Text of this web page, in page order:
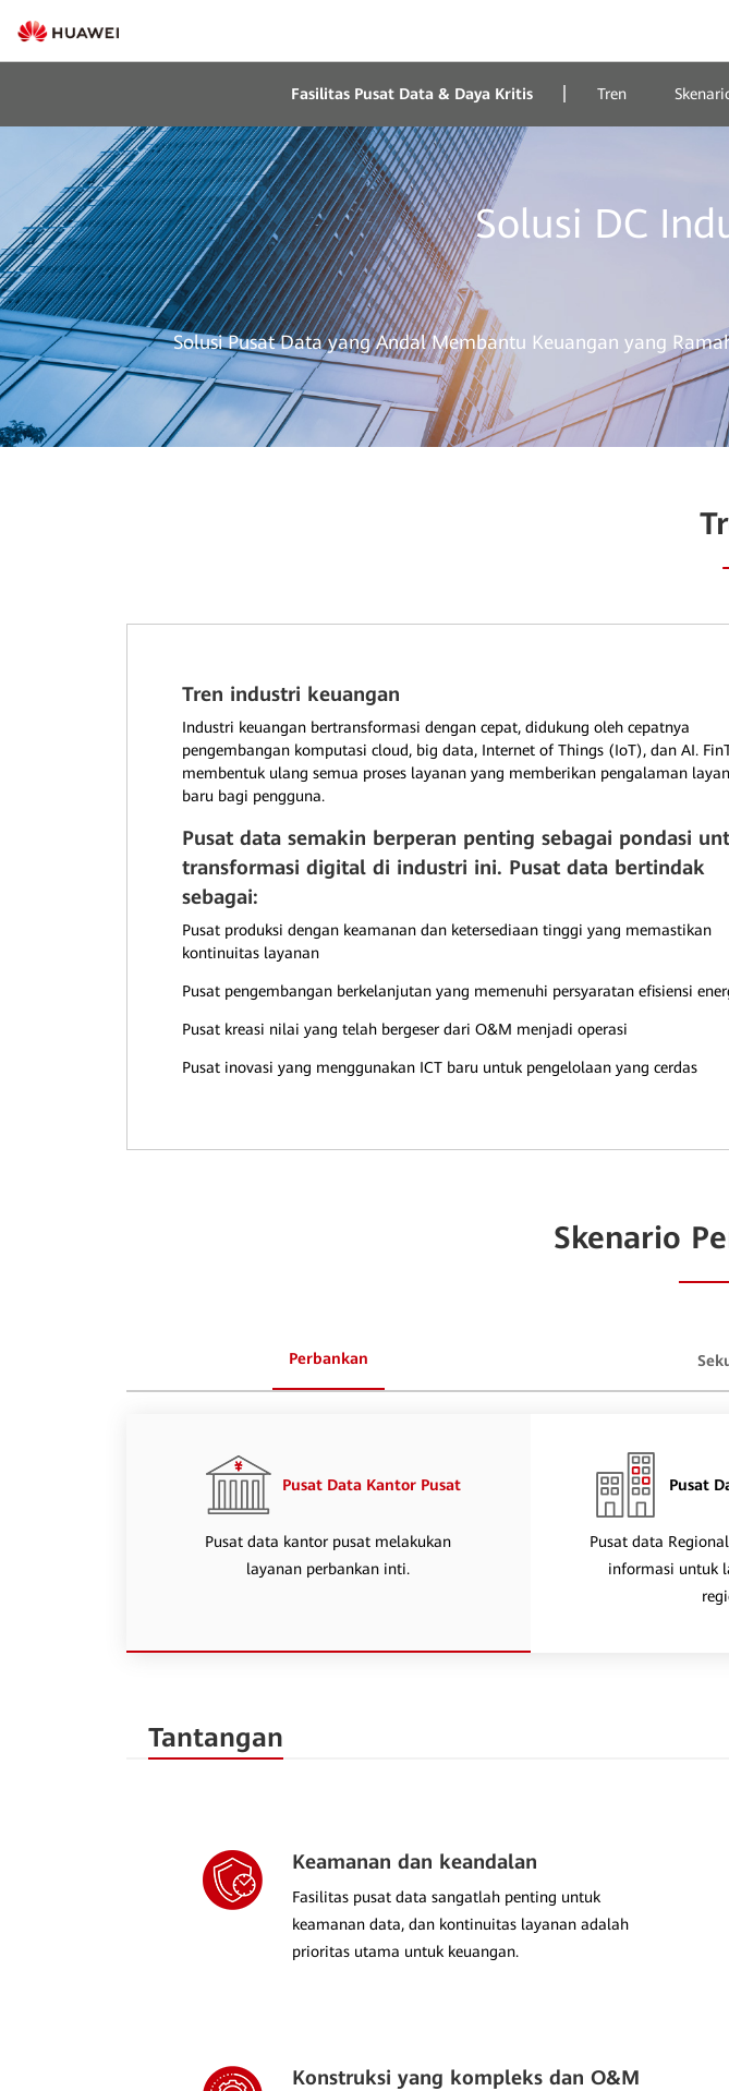
Fasilitas Pusat Data & Daya Kritis Tren
Solusi DC
Solusi Pusat Data yang Andal Membantu Keuangan yang
Tren industri keuangan
Industri keuangan bertransformasi dengan cepat, didukung oleh cepatnya
pengembangan komputasi cloud, big data, Internet of Things (IoT), dan AI.
membentuk ulang semua proses layanan yang memberikan pengalaman
baru bagi pengguna.
Pusat data semakin berperan penting sebagai pondasi
transformasi digital di industri ini. Pusat data bertindak
sebagai:
Pusat produksi dengan keamanan dan ketersediaan tinggi yang memastikan
kontinuitas layanan
Pusat pengembangan berkelanjutan yang memenuhi persyaratan efisiensi
Pusat kreasi nilai yang telah bergeser dari O&M menjadi operasi
Pusat inovasi yang menggunakan ICT baru untuk pengelolaan yang cerdas
Skenario
Perbankan
Pusat Data Kantor Pusat
Pusat data kantor pusat melakukan
layanan perbankan inti.
Pusat
Pusat data
informasi untuk
Tantangan
Keamanan dan keandalan
Fasilitas pusat data sangatlah penting untuk
keamanan data, dan kontinuitas layanan adalah
prioritas utama untuk keuangan.
Konstruksi yang kompleks dan O&M